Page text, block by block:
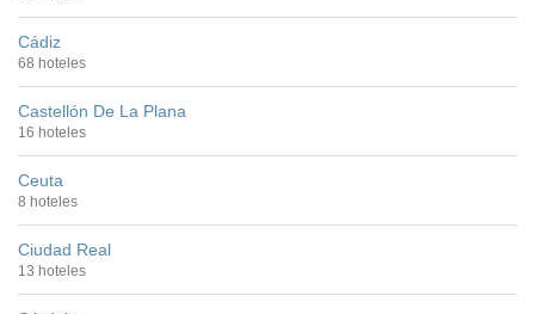
Cádiz
68 hoteles
Castellón De La Plana
16 hoteles
Ceuta
8 hoteles
Ciudad Real
13 hoteles